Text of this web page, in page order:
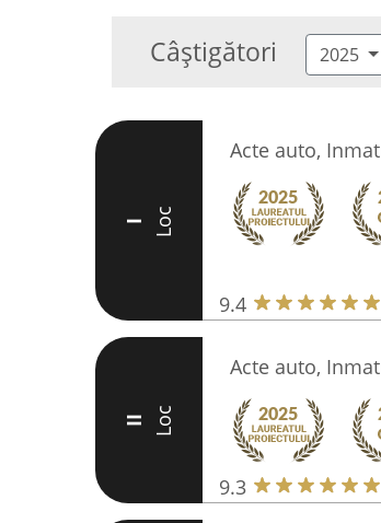
Câștigători 2025
I Loc
Acte auto,
9.4
II Loc
Acte auto,
9.3